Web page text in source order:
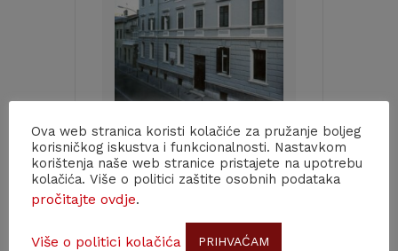
ORGANIZATOR
HAZU U RIJECI S
Ova web stranica koristi kolačiće za pružanje boljeg
korisničkog iskustva i funkcionalnosti. Nastavkom
korištenja naše web stranice pristajete na upotrebu
kolačića. Više o politici zaštite osobnih podataka
pročitajte ovdje.
Više o politici kolačića PRIHVAĆAM